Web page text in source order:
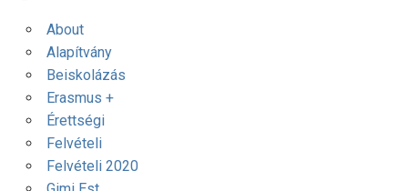
About
Alapítvány
Beiskolázás
Erasmus +
Érettségi
Felvételi
Felvételi 2020